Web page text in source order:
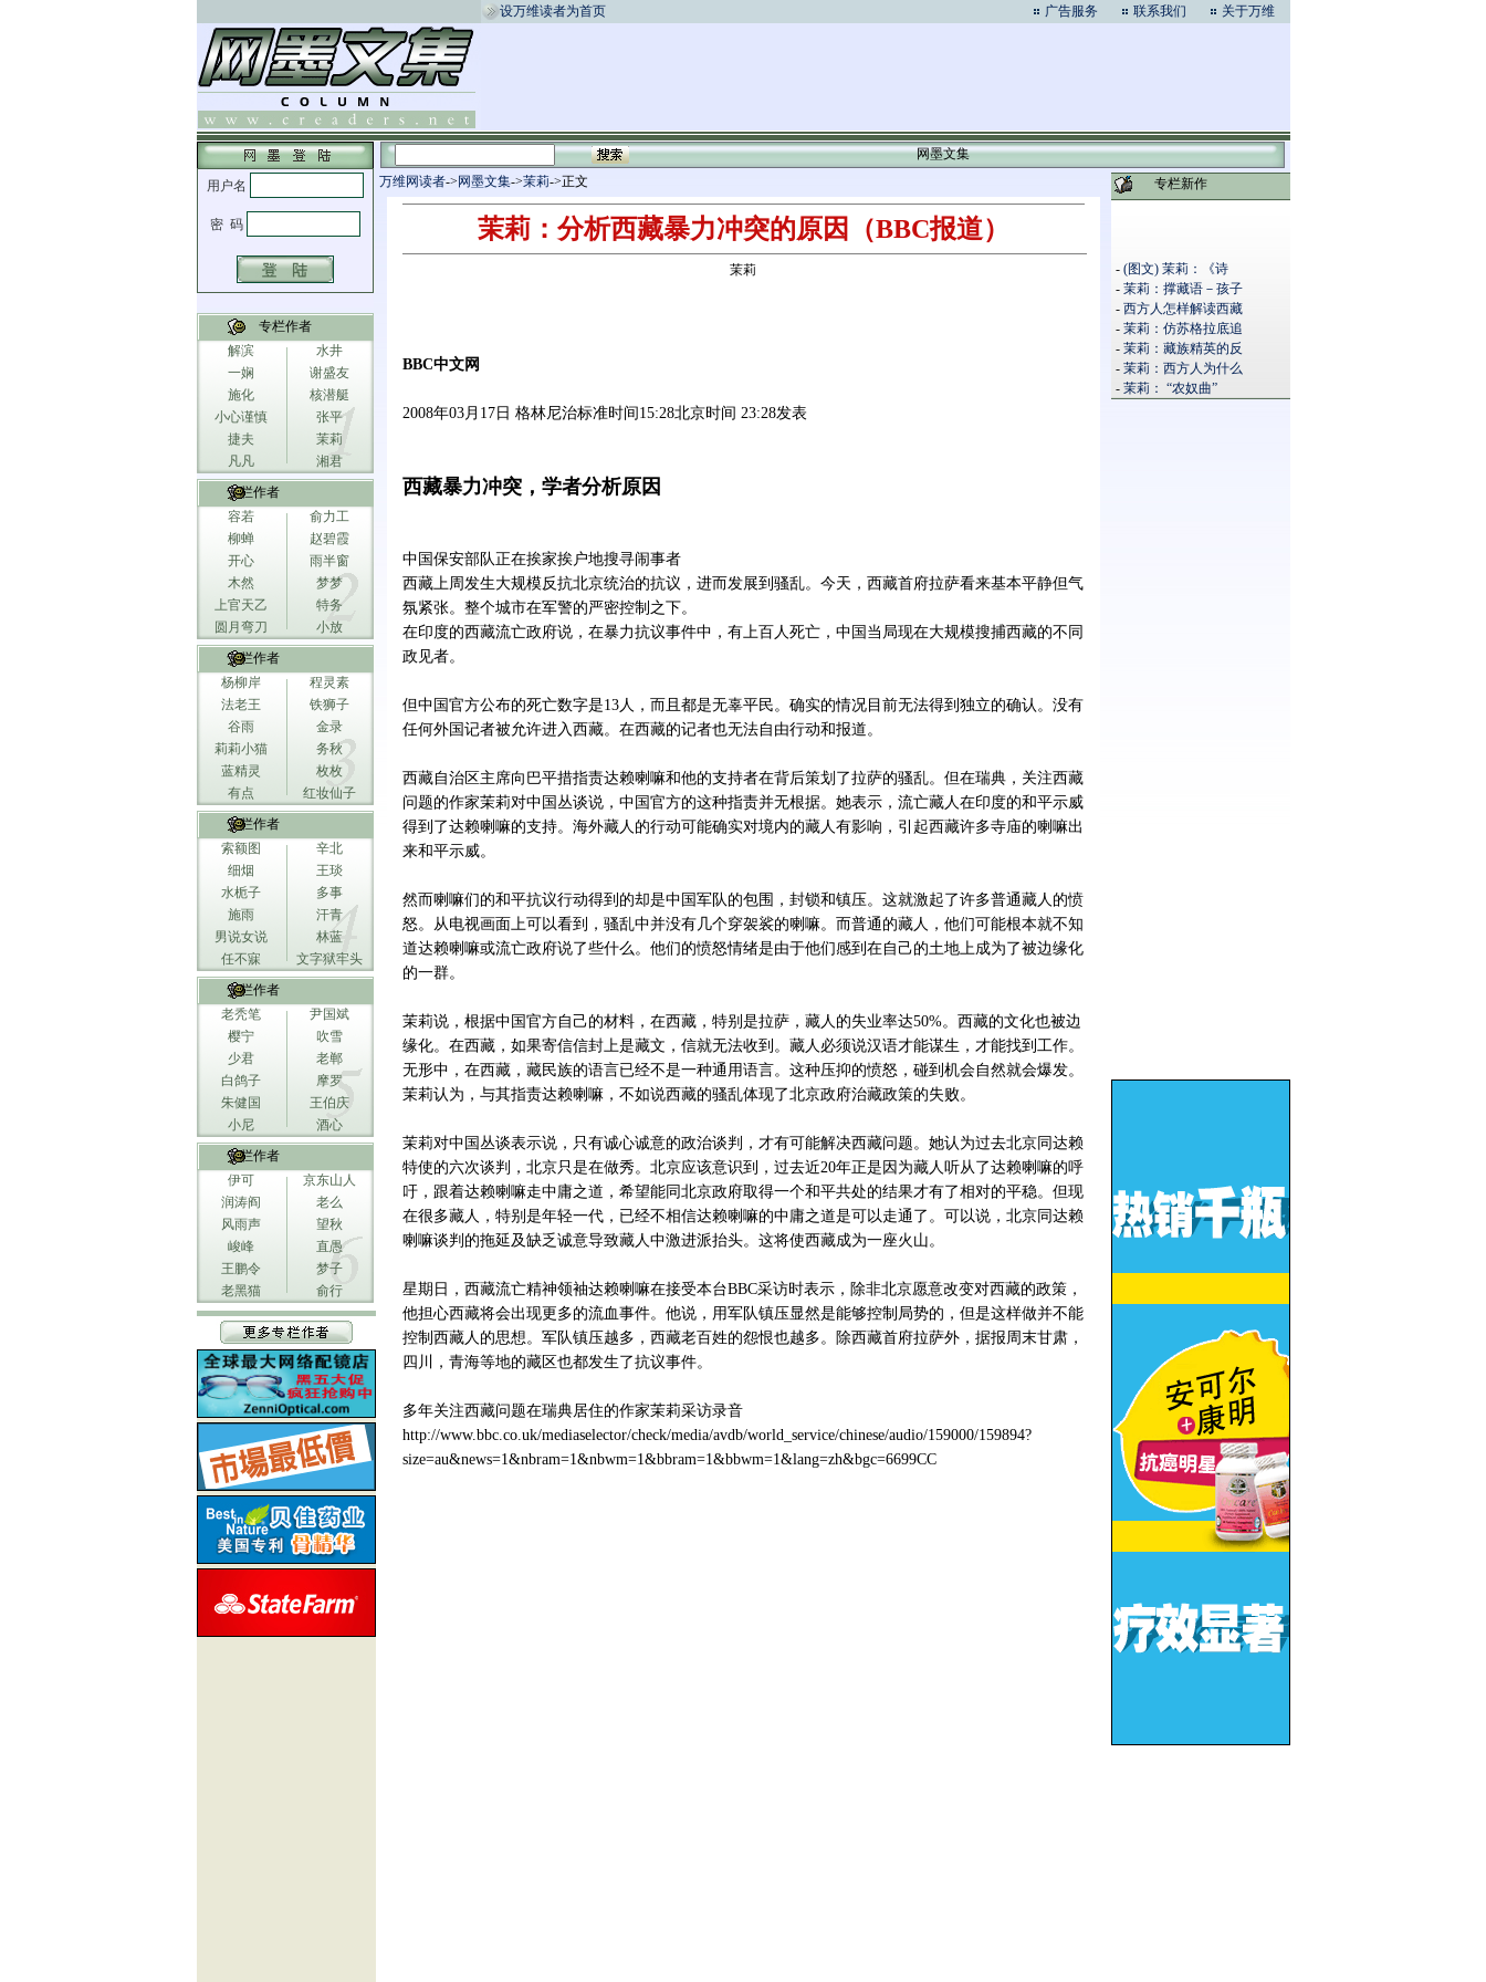
设万维读者为首页 广告服务 联系我们 关于万维
专栏作者
解滨
水井
一娴
谢盛友
施化
核潜艇
小心谨慎
张平
捷夫
茉莉
凡凡
湘君
专栏作者
容若
俞力工
柳蝉
赵碧霞
开心
雨半窗
木然
梦梦
上官天乙
特务
圆月弯刀
小放
专栏作者
杨柳岸
程灵素
法老王
铁狮子
谷雨
金录
莉莉小猫
务秋
蓝精灵
枚枚
有点
红妆仙子
专栏作者
索额图
辛北
细烟
王琰
水栀子
多事
施雨
汗青
男说女说
林蓝
任不寐
文字狱牢头
专栏作者
老秃笔
尹国斌
樱宁
吹雪
少君
老郸
白鸽子
摩罗
朱健国
王伯庆
小尼
酒心
专栏作者
伊可
京东山人
润涛阎
老么
风雨声
望秋
峻峰
直愚
王鹏令
梦子
老黑猫
俞行
网墨文集
万维网读者-> 网墨文集->茉莉->正文 专栏新作
- (图文) 茉莉：《诗
- 茉莉：撑藏语－孩子
- 西方人怎样解读西藏
- 茉莉：仿苏格拉底追
- 茉莉：藏族精英的反
- 茉莉：西方人为什么
- 茉莉： “农奴曲”
茉莉：分析西藏暴力冲突的原因（BBC报道）
茉莉
BBC中文网
2008年03月17日 格林尼治标准时间15:28北京时间 23:28发表
西藏暴力冲突，学者分析原因
中国保安部队正在挨家挨户地搜寻闹事者
西藏上周发生大规模反抗北京统治的抗议，进而发展到骚乱。今天，西藏首府拉萨看来基本平静但气
氛紧张。整个城市在军警的严密控制之下。
在印度的西藏流亡政府说，在暴力抗议事件中，有上百人死亡，中国当局现在大规模搜捕西藏的不同
政见者。
但中国官方公布的死亡数字是13人，而且都是无辜平民。确实的情况目前无法得到独立的确认。没有
任何外国记者被允许进入西藏。在西藏的记者也无法自由行动和报道。
西藏自治区主席向巴平措指责达赖喇嘛和他的支持者在背后策划了拉萨的骚乱。但在瑞典，关注西藏
问题的作家茉莉对中国丛谈说，中国官方的这种指责并无根据。她表示，流亡藏人在印度的和平示威
得到了达赖喇嘛的支持。海外藏人的行动可能确实对境内的藏人有影响，引起西藏许多寺庙的喇嘛出
来和平示威。
然而喇嘛们的和平抗议行动得到的却是中国军队的包围，封锁和镇压。这就激起了许多普通藏人的愤
怒。从电视画面上可以看到，骚乱中并没有几个穿袈裟的喇嘛。而普通的藏人，他们可能根本就不知
道达赖喇嘛或流亡政府说了些什么。他们的愤怒情绪是由于他们感到在自己的土地上成为了被边缘化
的一群。
茉莉说，根据中国官方自己的材料，在西藏，特别是拉萨，藏人的失业率达50%。西藏的文化也被边
缘化。在西藏，如果寄信信封上是藏文，信就无法收到。藏人必须说汉语才能谋生，才能找到工作。
无形中，在西藏，藏民族的语言已经不是一种通用语言。这种压抑的愤怒，碰到机会自然就会爆发。
茉莉认为，与其指责达赖喇嘛，不如说西藏的骚乱体现了北京政府治藏政策的失败。
茉莉对中国丛谈表示说，只有诚心诚意的政治谈判，才有可能解决西藏问题。她认为过去北京同达赖
特使的六次谈判，北京只是在做秀。北京应该意识到，过去近20年正是因为藏人听从了达赖喇嘛的呼
吁，跟着达赖喇嘛走中庸之道，希望能同北京政府取得一个和平共处的结果才有了相对的平稳。但现
在很多藏人，特别是年轻一代，已经不相信达赖喇嘛的中庸之道是可以走通了。可以说，北京同达赖
喇嘛谈判的拖延及缺乏诚意导致藏人中激进派抬头。这将使西藏成为一座火山。
星期日，西藏流亡精神领袖达赖喇嘛在接受本台BBC采访时表示，除非北京愿意改变对西藏的政策，
他担心西藏将会出现更多的流血事件。他说，用军队镇压显然是能够控制局势的，但是这样做并不能
控制西藏人的思想。军队镇压越多，西藏老百姓的怨恨也越多。除西藏首府拉萨外，据报周末甘肃，
四川，青海等地的藏区也都发生了抗议事件。
多年关注西藏问题在瑞典居住的作家茉莉采访录音
http://www.bbc.co.uk/mediaselector/check/media/avdb/world_service/chinese/audio/159000/159894?
size=au&news=1&nbram=1&nbwm=1&bbram=1&bbwm=1&lang=zh&bgc=6699CC